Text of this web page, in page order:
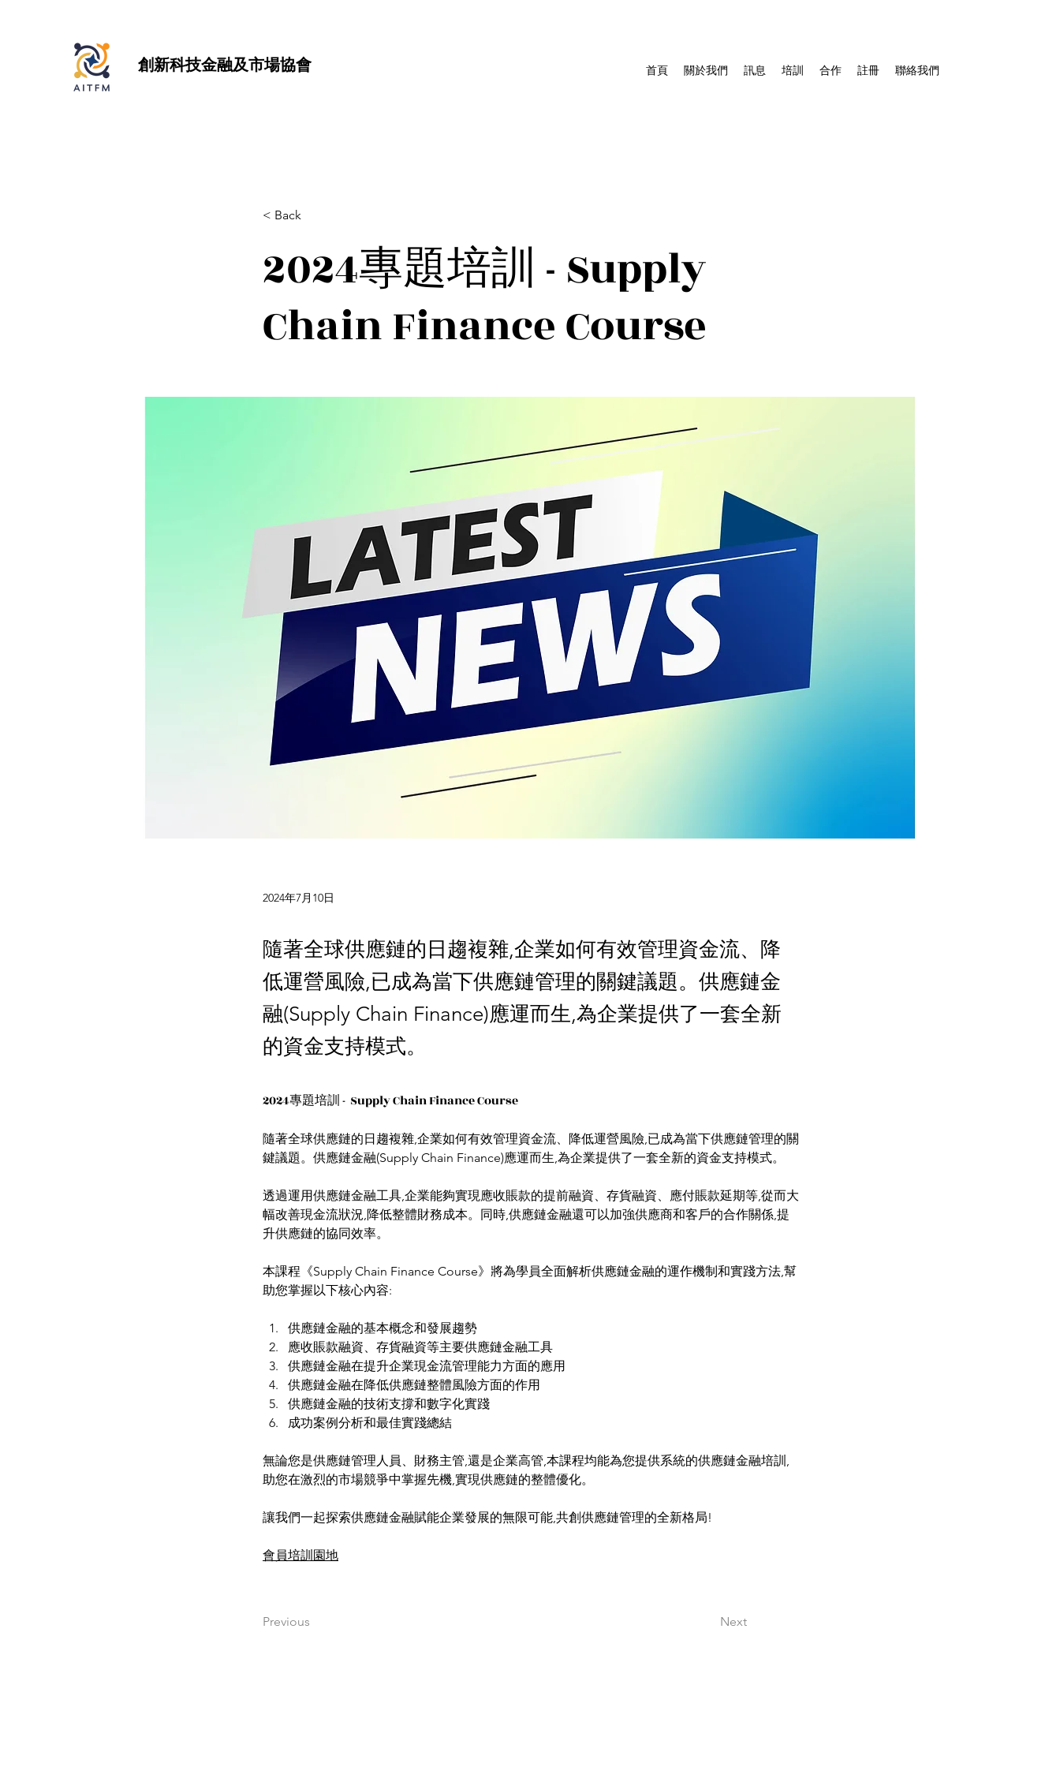
創新科技金融及市場協會 首頁 關於我們 訊息 培訓 合作 註冊 聯絡我們
< Back
2024專題培訓 - Supply
Chain Finance Course
2024年7月10日
隨著全球供應鏈的日趨複雜,企業如何有效管理資金流、降
低運營風險,已成為當下供應鏈管理的關鍵議題。供應鏈金
融(Supply Chain Finance)應運而生,為企業提供了一套全新
的資金支持模式。
2024專題培訓 -  Supply Chain Finance Course
隨著全球供應鏈的日趨複雜,企業如何有效管理資金流、降低運營風險,已成為當下供應鏈管理的關
鍵議題。供應鏈金融(Supply Chain Finance)應運而生,為企業提供了一套全新的資金支持模式。
透過運用供應鏈金融工具,企業能夠實現應收賬款的提前融資、存貨融資、應付賬款延期等,從而大
幅改善現金流狀況,降低整體財務成本。同時,供應鏈金融還可以加強供應商和客戶的合作關係,提
升供應鏈的協同效率。
本課程《Supply Chain Finance Course》將為學員全面解析供應鏈金融的運作機制和實踐方法,幫
助您掌握以下核心內容:
供應鏈金融的基本概念和發展趨勢
應收賬款融資、存貨融資等主要供應鏈金融工具
供應鏈金融在提升企業現金流管理能力方面的應用
供應鏈金融在降低供應鏈整體風險方面的作用
供應鏈金融的技術支撐和數字化實踐
成功案例分析和最佳實踐總結
無論您是供應鏈管理人員、財務主管,還是企業高管,本課程均能為您提供系統的供應鏈金融培訓,
助您在激烈的市場競爭中掌握先機,實現供應鏈的整體優化。
讓我們一起探索供應鏈金融賦能企業發展的無限可能,共創供應鏈管理的全新格局!
會員培訓園地
Previous Next